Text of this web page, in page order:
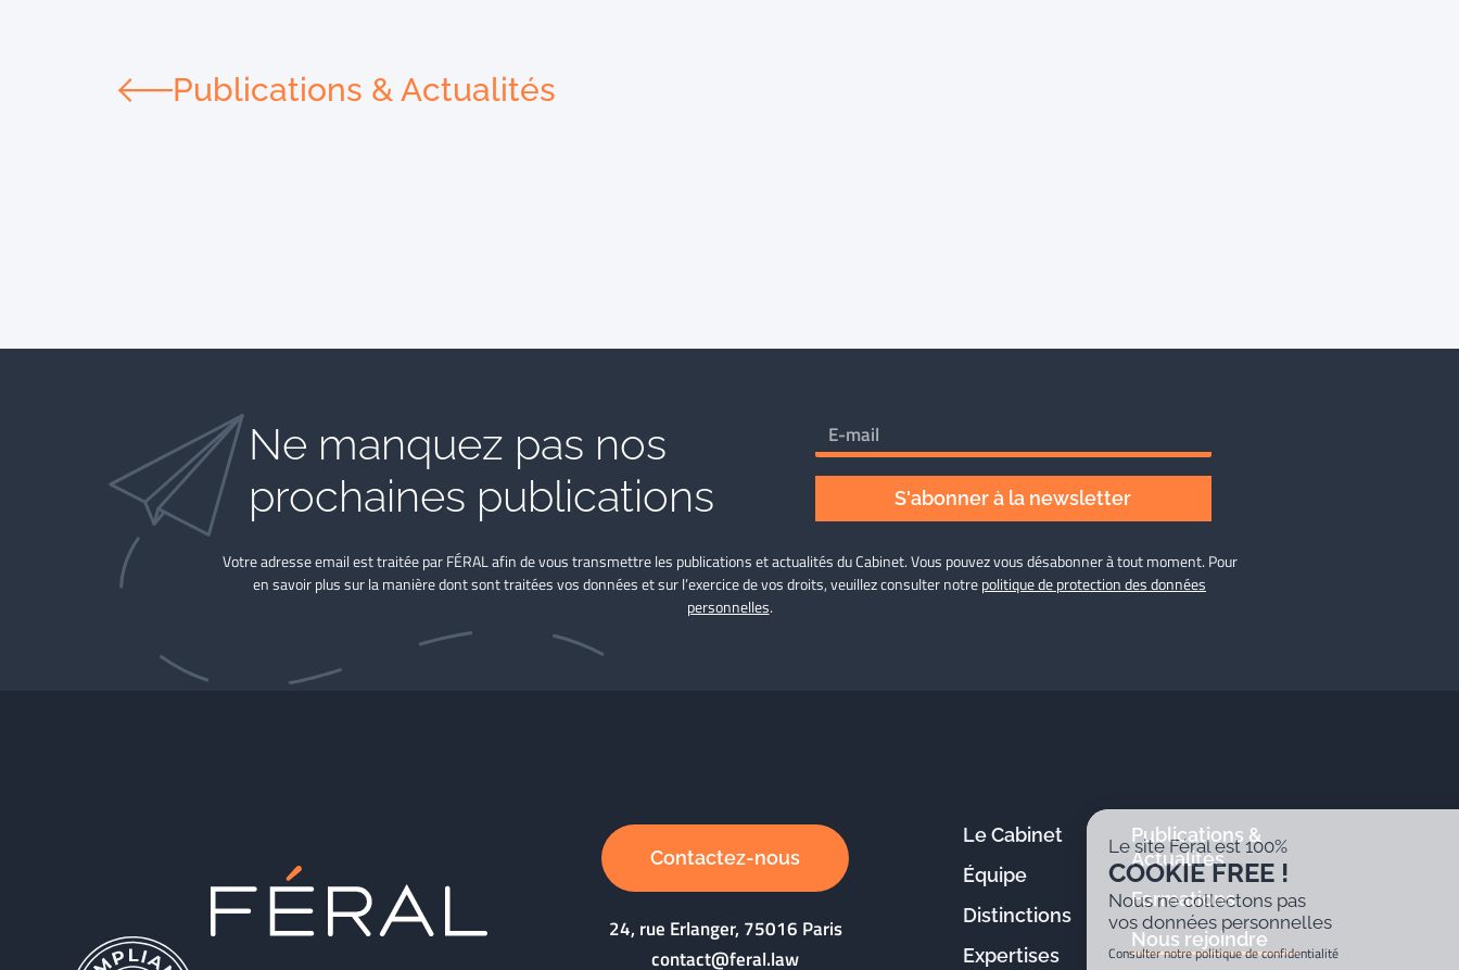
Publications & Actualités
Ne manquez pas nos
prochaines publications
S'abonner à la newsletter
Votre adresse email est traitée par FÉRAL afin de vous transmettre les publications et actualités du Cabinet. Vous pouvez vous désabonner à tout moment. Pour
en savoir plus sur la manière dont sont traitées vos données et sur l’exercice de vos droits, veuillez consulter notrepolitique de protection des données
personnelles.
Contactez-nous
24, rue Erlanger, 75016 Paris
contact@feral.law
Le Cabinet
Équipe
Distinctions
Expertises
Publications &
Actualités
Formations
Nous rejoindre
Le site Féral est 100%
COOKIE FREE !
Nous ne collectons pas
vos données personnelles
Consulter notre politique de confidentialité